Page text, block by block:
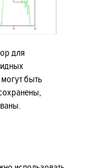
для
быть